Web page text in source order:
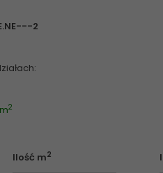
2
2
Ilość m2